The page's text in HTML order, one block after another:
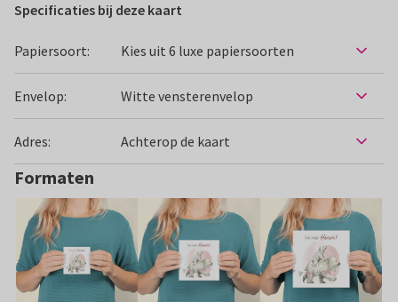
Specificaties bij deze kaart
Papiersoort: Kies uit 6 luxe papiersoorten
Envelop: Witte vensterenvelop
Adres: Achterop de kaart
Formaten